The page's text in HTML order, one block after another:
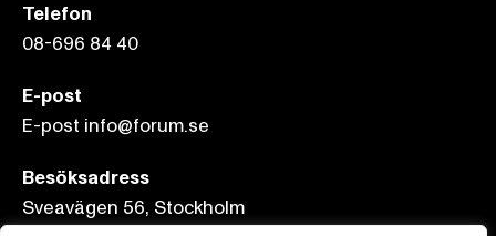
Telefon
08-696 84 40
E-post
E-post info@forum.se
Besöksadress
Sveavägen 56, Stockholm